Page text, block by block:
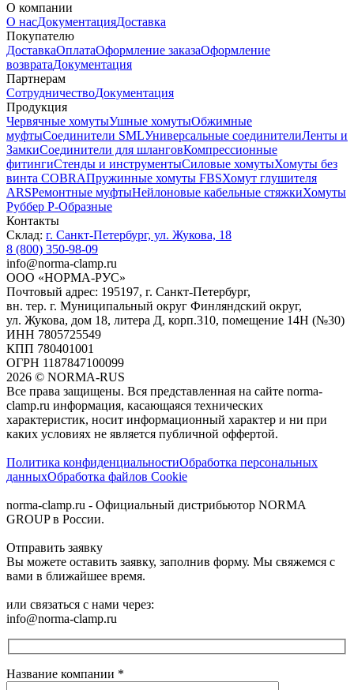
О компании
О насДокументацияДоставка
Покупателю
ДоставкаОплатаОформление заказаОформление
возвратаДокументация
Партнерам
СотрудничествоДокументация
Продукция
Червячные хомутыУшные хомутыОбжимные
муфтыСоединители SMLУниверсальные соединителиЛенты и
ЗамкиСоединители для шланговКомпрессионные
фитингиСтенды и инструментыСиловые хомутыХомуты без
винта COBRAПружинные хомуты FBSХомут глушителя
ARSРемонтные муфтыНейлоновые кабельные стяжкиХомуты
Руббер Р-Образные
Контакты
Склад: г. Санкт-Петербург, ул. Жукова, 18
8 (800) 350-98-09
info@norma-clamp.ru
ООО «НОРМА-РУС»
Почтовый адрес: 195197, г. Санкт-Петербург,
вн. тер. г. Муниципальный округ Финляндский округ,
ул. Жукова, дом 18, литера Д, корп.310, помещение 14Н (№30)
ИНН 7805725549
КПП 780401001
ОГРН 1187847100099
2026 © NORMA-RUS
Все права защищены. Вся представленная на сайте norma-
clamp.ru информация, касающаяся технических
характеристик, носит информационный характер и ни при
каких условиях не является публичной оффертой.‍
Политика конфиденциальностиОбработка персональных
данныхОбработка файлов Cookie
norma-clamp.ru - Официальный дистрибьютор NORMA
GROUP в России.
Отправить заявку
Вы можете оставить заявку, заполнив форму. Мы свяжемся с
вами в ближайшее время.
или связаться с нами через:
info@norma-clamp.ru
Название компании *